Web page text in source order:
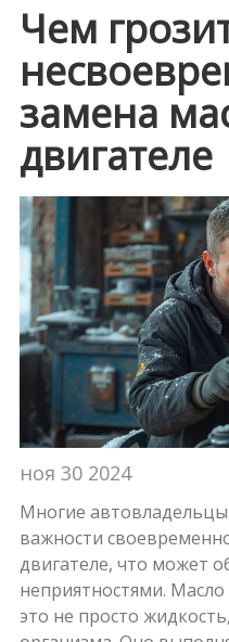
Чем
замена
двигателе
ноя 30 2024
Многие
важности
двигателе, что может
неприятностями.
это не просто